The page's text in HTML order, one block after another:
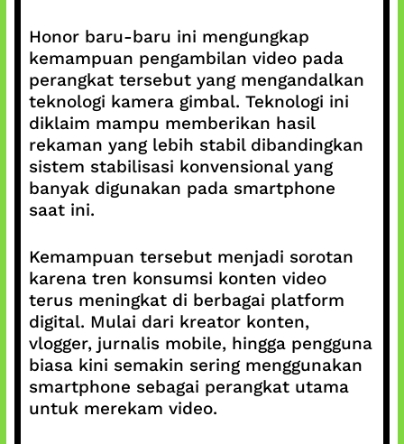
Honor baru-baru ini mengungkap
kemampuan pengambilan video pada
perangkat tersebut yang mengandalkan
teknologi kamera gimbal. Teknologi ini
diklaim mampu memberikan hasil
rekaman yang lebih stabil dibandingkan
sistem stabilisasi konvensional yang
banyak digunakan pada smartphone
saat ini.
Kemampuan tersebut menjadi sorotan
karena tren konsumsi konten video
terus meningkat di berbagai platform
digital. Mulai dari kreator konten,
vlogger, jurnalis mobile, hingga pengguna
biasa kini semakin sering menggunakan
smartphone sebagai perangkat utama
untuk merekam video.